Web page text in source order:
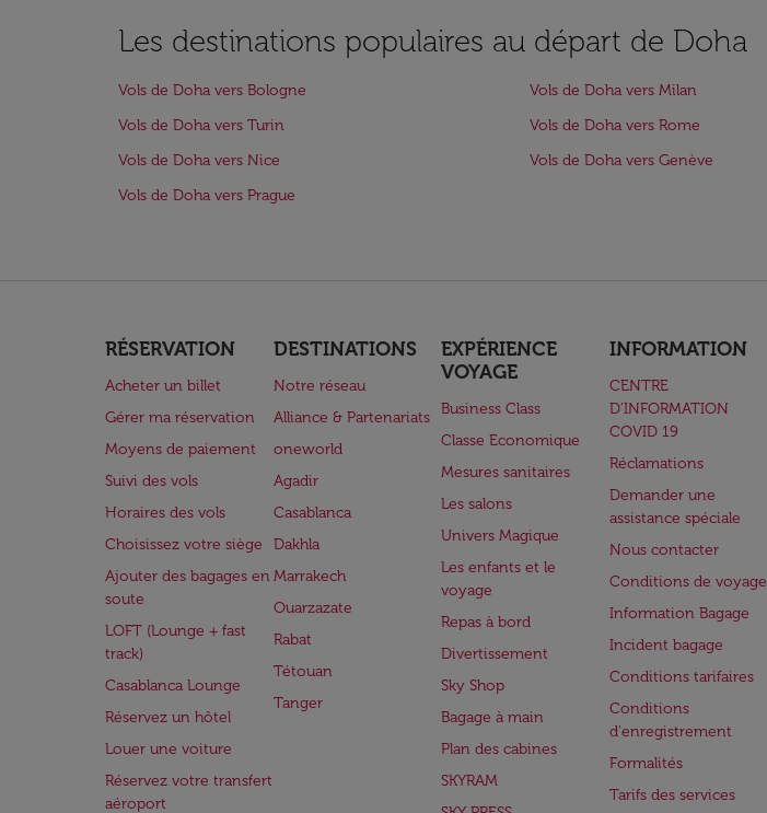
Les destinations populaires au départ de Doha
Vols de Doha vers Bologne Vols de Doha vers Milan
Vols de Doha vers Turin
Vols de Doha vers Rome
Vols de Doha vers Nice
Vols de Doha vers Genève
Vols de Doha vers Prague
RÉSERVATION
Acheter un billet
Gérer ma réservation
Moyens de paiement
Suivi des vols
Horaires des vols
Choisissez votre siège
Ajouter des bagages en
soute
LOFT (Lounge + fast
track)
Casablanca Lounge
Réservez un hôtel
Louer une voiture
Réservez votre transfert
aéroport
DESTINATIONS
Notre réseau
Alliance & Partenariats
oneworld
Agadir
Casablanca
Dakhla
Marrakech
Ouarzazate
Rabat
Tétouan
Tanger
EXPÉRIENCE
VOYAGE
Business Class
Classe Economique
Mesures sanitaires
Les salons
Univers Magique
Les enfants et le
voyage
Repas à bord
Divertissement
Sky Shop
Bagage à main
Plan des cabines
SKYRAM
INFORMATION
CENTRE
D’INFORMATION
COVID 19
Réclamations
Demander une
assistance spéciale
Nous contacter
Conditions de voyage
Information Bagage
Incident bagage
Conditions tarifaires
Conditions
d'enregistrement
Formalités
Tarifs des services